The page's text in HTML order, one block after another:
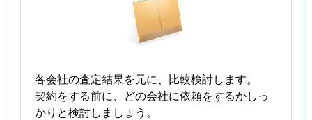
各会社の査定結果を元に、比較検討します。
契約をする前に、どの会社に依頼をするかしっ
かりと検討しましょう。